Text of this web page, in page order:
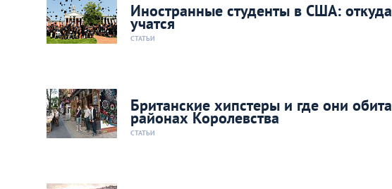
Иностранные студенты в США:
учатся
СТАТЬИ
Британские хипстеры и где они
районах Королевства
СТАТЬИ